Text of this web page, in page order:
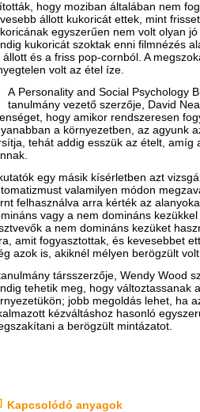
hogy moziban általában nem
állott kukoricát ettek, mint
egyszerűen nem volt olyan
kukoricát szoktak enni filmnézés
állott és a friss pop-cornból. A
volt az étel íze.
A Personality and Social Psychology
tanulmány vezető szerzője, David
hogy amikor rendszeresen
a környezetben, az agyunk
tehát addig esszük az ételt, amíg
egy másik kísérletben azt
valamilyen módon
felhasználva arra kérték az
vagy a nem domináns
a nem domináns kezüket
amit fogyasztottak, és kevesebbet
azok is, akiknél mélyen berögzült
társszerzője, Wendy Wood
tehetik meg, hogy változtassanak
jobb megoldás lehet, ha
kézváltáshoz hasonló
a berögzült mintázatot.
Kapcsolódó anyagok